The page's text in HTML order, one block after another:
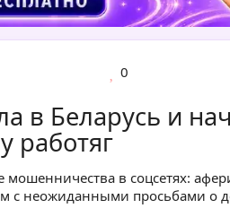
0
в Беларусь и
работяг
в соцсетях:
с неожиданными просьбами о